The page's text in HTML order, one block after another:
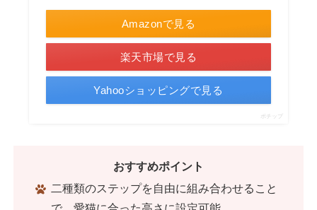
Amazonで見る
楽天市場で見る
Yahooショッピングで見る
ポチップ
おすすめポイント
二種類のステップを自由に組み合わせること